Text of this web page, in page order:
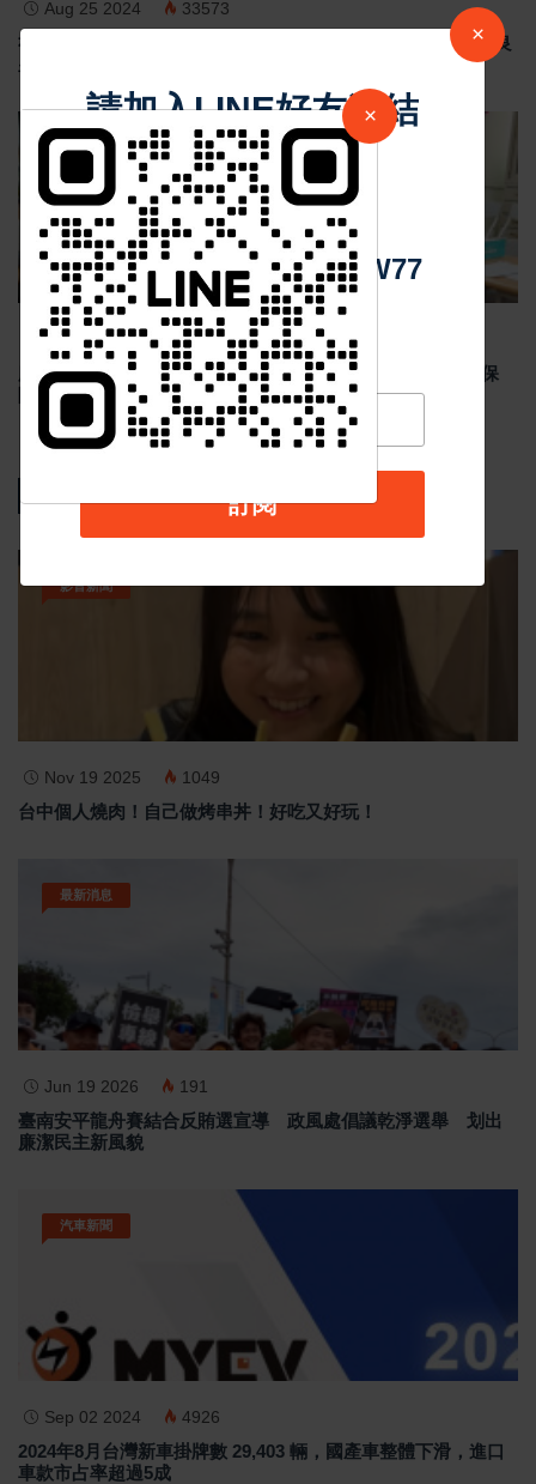
Aug 25 2024 33573
祈求臺灣風調雨順 黃偉哲陪同總統賴清德 首廟天壇及下大道良
皇宮贈匾祈福
地方新聞
Aug 24 2024 33804
麻豆地政呼籲 【農損救助申請 重測換狀要記得 資料正確有保
障】
熱門新聞
影音新聞
Nov 19 2025 1049
台中個人燒肉！自己做烤串丼！好吃又好玩！
最新消息
Jun 19 2026 191
臺南安平龍舟賽結合反賄選宣導 政風處倡議乾淨選舉 划出
廉潔民主新風貌
汽車新聞
Sep 02 2024 4926
2024年8月台灣新車掛牌數 29,403 輛，國產車整體下滑，進口
車款市占率超過5成
×
請加入LINE好友連結
中 華 超 傳 媒
Https://reurl.cc/adqW77
訂閱
×